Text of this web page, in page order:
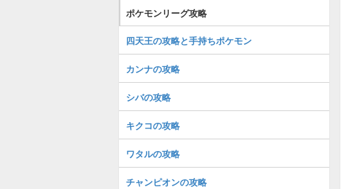
ポケモンリーグ攻略
四天王の攻略と手持ちポケモン
カンナの攻略
シバの攻略
キクコの攻略
ワタルの攻略
チャンピオンの攻略